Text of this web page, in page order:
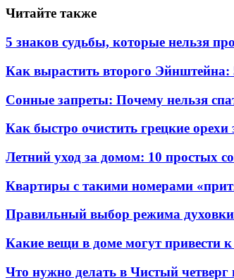
Читайте также
5 знаков судьбы, которые нельзя
Как вырастить второго Эйнштейна:
Сонные запреты: Почему нельзя
Как быстро очистить грецкие
Летний уход за домом: 10 простых
Квартиры с такими номерами
Правильный выбор режима
Какие вещи в доме могут привести
Что нужно делать в Чистый